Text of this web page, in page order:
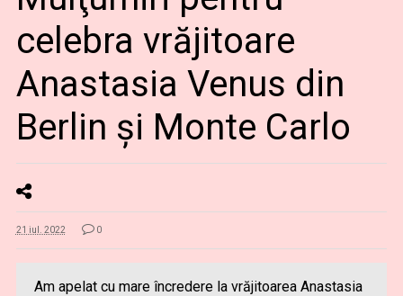
celebra vrăjitoare
Anastasia Venus din
Berlin și Monte Carlo
21 iul. 2022 0
Am apelat cu mare încredere la vrăjitoarea Anastasia